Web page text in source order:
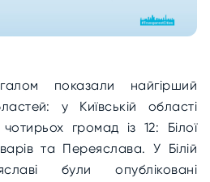
показали найгірший
у Київській області
громад із 12: Білої
та Переяслава. У Білій
були опубліковані